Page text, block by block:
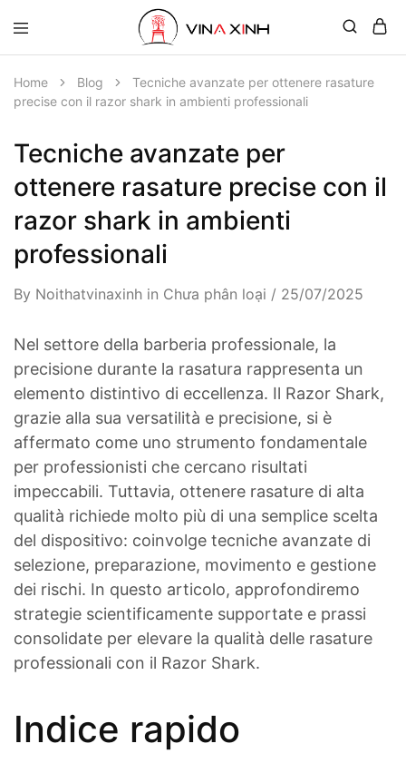
Home Blog
Tecniche avanzate per ottenere rasature
precise con il razor shark in ambienti professionali
Tecniche avanzate per
ottenere rasature precise con il
razor shark in ambienti
professionali
By Noithatvinaxinh in Chưa phân loại 25/07/2025
Nel settore della barberia professionale, la
precisione durante la rasatura rappresenta un
elemento distintivo di eccellenza. Il Razor Shark,
grazie alla sua versatilità e precisione, si è
affermato come uno strumento fondamentale
per professionisti che cercano risultati
impeccabili. Tuttavia, ottenere rasature di alta
qualità richiede molto più di una semplice scelta
del dispositivo: coinvolge tecniche avanzate di
selezione, preparazione, movimento e gestione
dei rischi. In questo articolo, approfondiremo
strategie scientificamente supportate e prassi
consolidate per elevare la qualità delle rasature
professionali con il Razor Shark.
Indice rapido